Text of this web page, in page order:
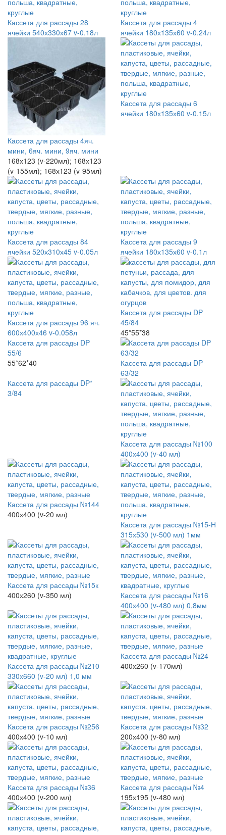
Кассета для рассады 28
ячейки 540х330х67 v-0.18л
Кассета для рассады 4
ячейки 180х135х60 v-0.24л
Кассета для рассады 4яч.
мини, 6яч. мини, 9яч. мини
168х123 (v-220мл); 168х123
(v-155мл); 168х123 (v-95мл)
Кассета для рассады 6
ячейки 180х135х60 v-0.15л
Кассета для рассады 84
ячейки 520х310х45 v-0.05л
Кассета для рассады 9
ячейки 180х135х60 v-0.1л
Кассета для рассады 96 яч.
600х400х46 v-0.058л
Кассета для рассады DP
45/84
45*55*38
Кассета для рассады DP
55/6
55*62*40
Кассета для рассады DP
63/32
Кассета для рассады DP*
3/84
Кассета для рассады №100
400х400 (v-40 мл)
Кассета для рассады №144
400х400 (v-20 мл)
Кассета для рассады №15-Н
315х530 (v-500 мл) 1мм
Кассета для рассады №15к
400х260 (v-350 мл)
Кассета для рассады №16
400х400 (v-480 мл) 0,8мм
Кассета для рассады №210
330х660 (v-20 мл) 1,0 мм
Кассета для рассады №24
400х260 (v-170мл)
Кассета для рассады №256
400х400 (v-10 мл)
Кассета для рассады №32
200х400 (v-80 мл)
Кассета для рассады №36
400х400 (v-200 мл)
Кассета для рассады №4
195х195 (v-480 мл)